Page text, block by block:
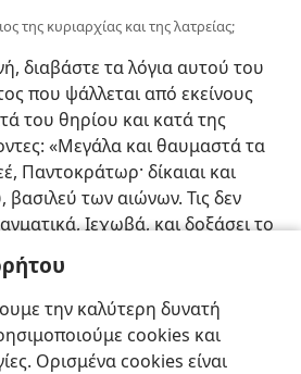
την καλύτερη δυνατή
cookies και
Ορισμένα cookies είναι
της κυριαρχίας και της λατρείας;
διαβάστε τα λόγια αυτού του
που ψάλλεται από εκείνους
του θηρίου και κατά της
«Μεγάλα και θαυμαστά τα
Παντοκράτωρ· δίκαιαι και
βασιλεύ των αιώνων. Τις δεν
Ιεχωβά, και δοξάσει το
είσαι μόνος όσιος· διότι πάντα
και προσκυνήσει ενώπιόν σου·
σου εφανερώθησαν.» Ο Ιεχωβά
να κρατή την κυριαρχία και να
15:2-4, ΜΝΚ.